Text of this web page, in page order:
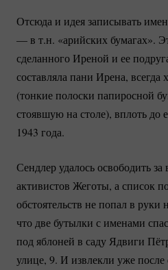
Отсюда и идея записывать
— в т.н. «арийских бумагах».
сделанного Иреной и ее
составляла пани Ирена, всегда
(тонкие полоски папиросной
стоявшую на столе), вплоть до
1943 года.
Сендлер удалось освободить за
активистов Жеготы, а список
обстоятельств не попал в руки
что две бутылки с именами
под яблоней в саду Ядвиги
улице, 9. И извлекли уже